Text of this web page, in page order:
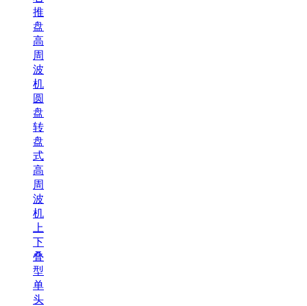
推
盘
高
周
波
机
圆
盘
转
盘
式
高
周
波
机
上
下
叠
型
单
头